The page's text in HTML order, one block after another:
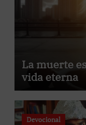
La muerte
vida eterna
Devocional